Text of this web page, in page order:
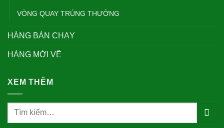
VÒNG QUAY TRÚNG THƯỞNG
HÀNG BÁN CHẠY
HÀNG MỚI VỀ
XEM THÊM